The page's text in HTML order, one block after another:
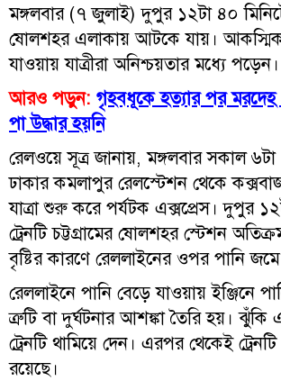
মঙ্গলবার (৭ জুলাই) দুপুর ১২টা ৪০
ষোলশহর এলাকায় আটকে যায়।
যাওয়ায় যাত্রীরা অনিশ্চয়তার মধ্যে পড়েন।
আরও পড়ুন: গৃহবধূকে হত্যার পর মরদেহ
পা উদ্ধার হয়নি
রেলওয়ে সূত্র জানায়, মঙ্গলবার সকাল ৬টা
ঢাকার কমলাপুর রেলস্টেশন থেকে
যাত্রা শুরু করে পর্যটক এক্সপ্রেস। দুপুর
ট্রেনটি চট্টগ্রামের ষোলশহর স্টেশন
বৃষ্টির কারণে রেললাইনের ওপর পানি
রেললাইনে পানি বেড়ে যাওয়ায় ইঞ্জিনে
ত্রুটি বা দুর্ঘটনার আশঙ্কা তৈরি হয়।
ট্রেনটি থামিয়ে দেন। এরপর থেকেই
রয়েছে।